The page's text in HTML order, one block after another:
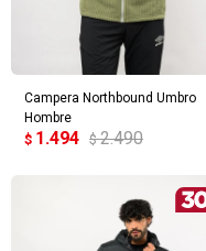
Campera Northbound Umbro
Hombre
$ 1.494 $ 2.490